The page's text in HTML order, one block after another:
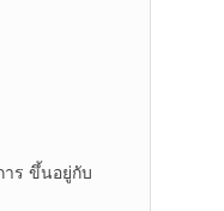
าร ขึ้นอยู่กับ